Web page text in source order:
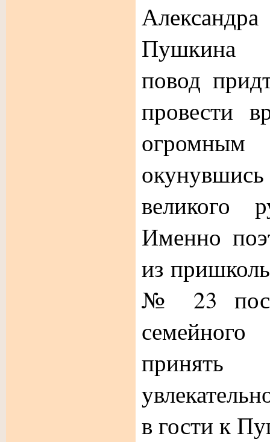
Пушкина
повод
провести
огромным
великого
Именно
из
№ 23
в гости к